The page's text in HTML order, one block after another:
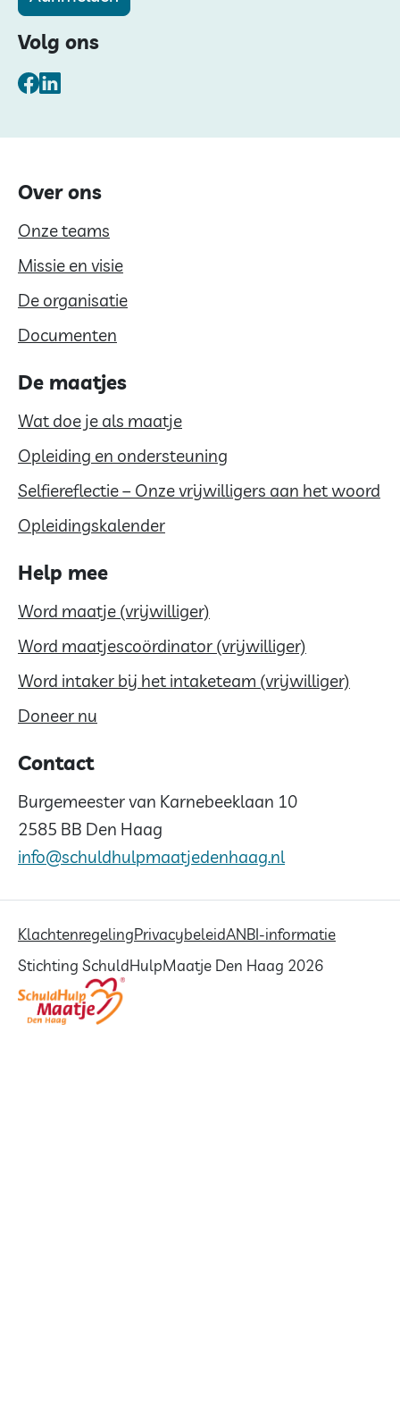
Volg ons
Facebook
LinkedIn
Over ons
Onze teams
Missie en visie
De organisatie
Documenten
De maatjes
Wat doe je als maatje
Opleiding en ondersteuning
Selfiereflectie – Onze vrijwilligers aan het woord
Opleidingskalender
Help mee
Word maatje (vrijwilliger)
Word maatjescoördinator (vrijwilliger)
Word intaker bij het intaketeam (vrijwilliger)
Doneer nu
Contact
Burgemeester van Karnebeeklaan 10
2585 BB Den Haag
info@schuldhulpmaatjedenhaag.nl
KlachtenregelingPrivacybeleidANBI-informatie
Stichting SchuldHulpMaatje Den Haag 2026